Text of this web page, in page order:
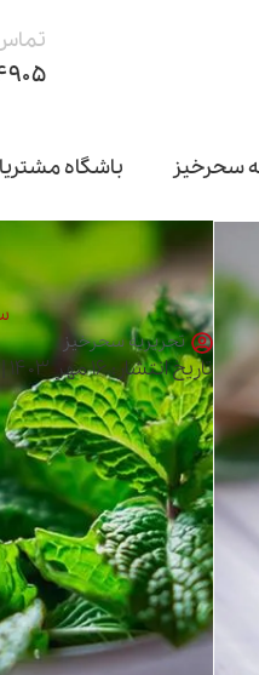
سحرخیز باشگاه
تحریریه سحرخیز
تاریخ انتشار: ۱۶ مهر ۱۴۰۳ | تاریخ بروزرسانی: ۱۵ شهریور ۱۴۰۴